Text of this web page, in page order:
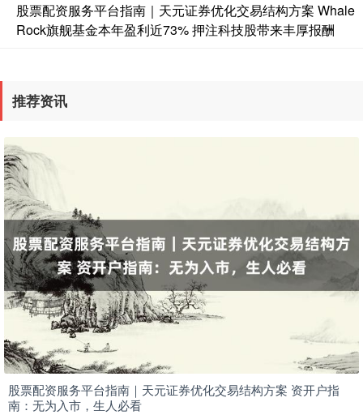
股票配资服务平台指南｜天元证券优化交易结构方案 Whale
Rock旗舰基金本年盈利近73% 押注科技股带来丰厚报酬
推荐资讯
股票配资服务平台指南｜天元证券优化交易结构方案 资开户指
南：无为入市，生人必看